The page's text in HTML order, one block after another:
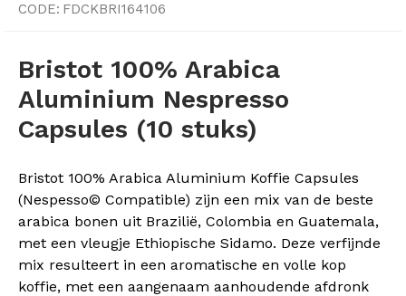
CODE: FDCKBRI164106
Bristot 100% Arabica
Aluminium Nespresso
Capsules (10 stuks)
Bristot 100% Arabica Aluminium Koffie Capsules
(Nespesso© Compatible) zijn een mix van de beste
arabica bonen uit Brazilië, Colombia en Guatemala,
met een vleugje Ethiopische Sidamo. Deze verfijnde
mix resulteert in een aromatische en volle kop
koffie, met een aangenaam aanhoudende afdronk